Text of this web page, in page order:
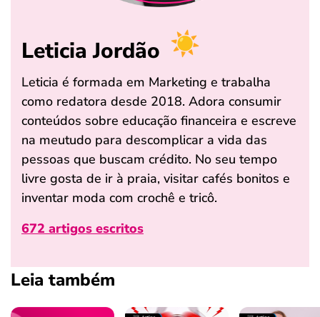
Leticia Jordão
Leticia é formada em Marketing e trabalha
como redatora desde 2018. Adora consumir
conteúdos sobre educação financeira e escreve
na meutudo para descomplicar a vida das
pessoas que buscam crédito. No seu tempo
livre gosta de ir à praia, visitar cafés bonitos e
inventar moda com crochê e tricô.
672 artigos escritos
Leia também